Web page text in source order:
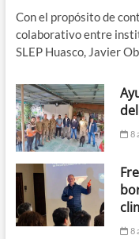
Con el propósito de
colaborativo entre
SLEP Huasco, Javier
8
8